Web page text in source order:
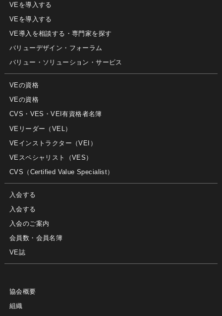
VEを導入する
VEを導入する
VE導入を相談する・専門家を探す
バリューデザイン・フォーラム
バリュー・ソリューション・サービス
VEの資格
VEの資格
CVS・VES・VEI有資格者名簿
VEリーダー（VEL）
VEインストラクター（VEI）
VEスペシャリスト（VES）
CVS（Certified Value Specialist）
入会する
入会する
入会のご案内
会員数・会員名簿
VE誌
協会概要
組織